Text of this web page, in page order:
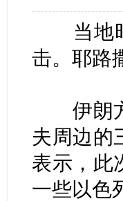
当地时
击。耶路
伊朗方
夫周边的
表示，此
一些以色